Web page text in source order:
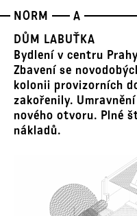
NORM A
DŮM LABUŤKA
Bydlení v centru
Zbavení se
kolonii provizorních
zakořenily.
nového otvoru. Plné
nákladů.